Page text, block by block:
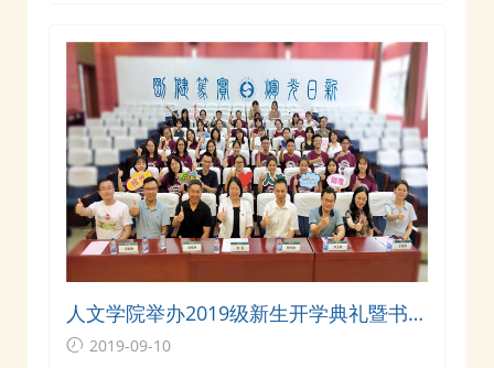
人文学院举办2019级新生开学典礼暨书记
第一课
2019-09-10